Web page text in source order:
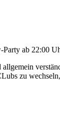
Party ab 22:00
zu